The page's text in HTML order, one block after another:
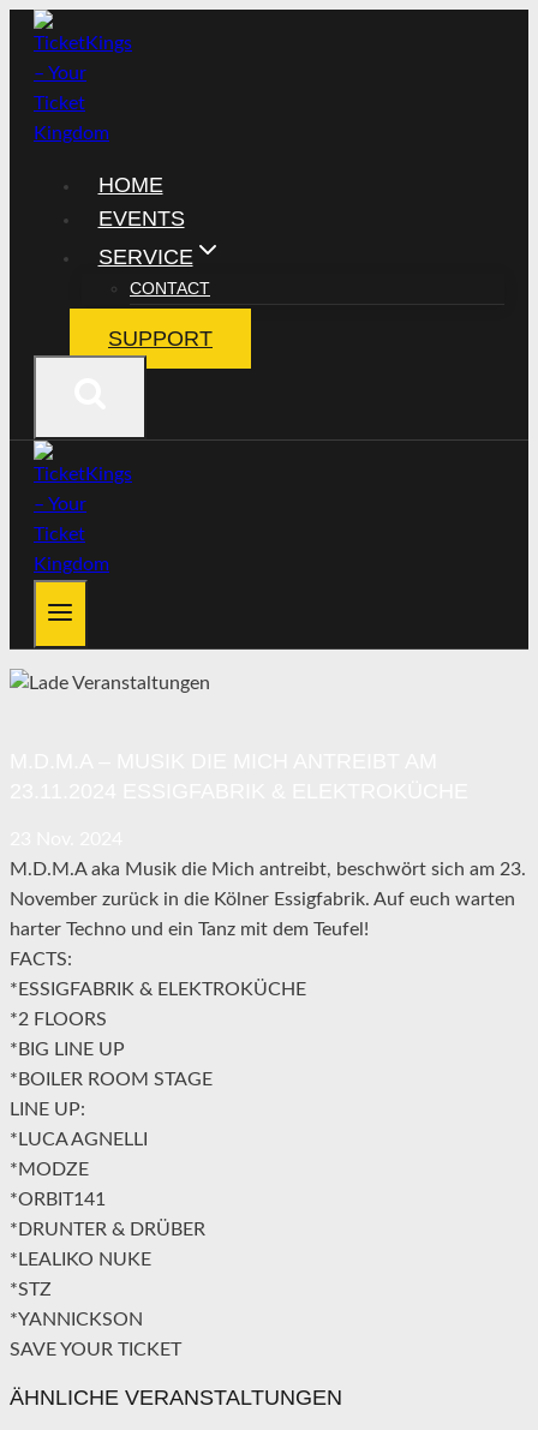
Zum
Inhalt
springen
HOME
EVENTS
SERVICE
CONTACT
SUPPORT
M.D.M.A aka Musik die Mich antreibt, beschwört sich am 23.
November zurück in die Kölner Essigfabrik. Auf euch warten
harter Techno und ein Tanz mit dem Teufel!
FACTS:
*ESSIGFABRIK & ELEKTROKÜCHE
*2 FLOORS
*BIG LINE UP
*BOILER ROOM STAGE
LINE UP:
*LUCA AGNELLI
*MODZE
*ORBIT141
*DRUNTER & DRÜBER
*LEALIKO NUKE
*STZ
*YANNICKSON
SAVE YOUR TICKET
ÄHNLICHE VERANSTALTUNGEN